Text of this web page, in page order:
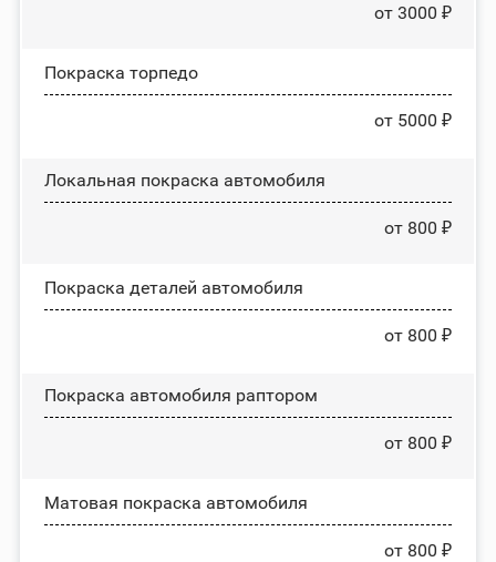
от 3000 ₽
Покраска торпедо
от 5000 ₽
Локальная покраска автомобиля
от 800 ₽
Покраска деталей автомобиля
от 800 ₽
Покраска автомобиля раптором
от 800 ₽
Матовая покраска автомобиля
от 800 ₽